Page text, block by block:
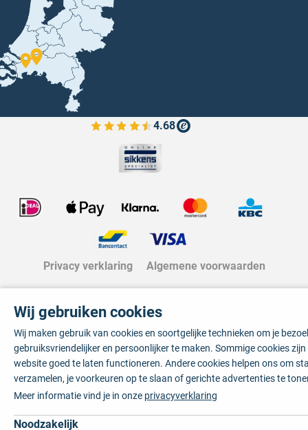
4.68
Bekijk de verfplaza beoordelingen
Privacy verklaring Algemene voorwaarden
Wij gebruiken cookies
Wij maken gebruik van cookies en soortgelijke technieken om je
gebruiksvriendelijker en persoonlijker te maken. Sommige cookies
website goed te laten functioneren. Andere cookies helpen ons om
verzamelen, je voorkeuren op te slaan of gerichte advertenties te
Meer informatie vind je in onze privacyverklaring
Noodzakelijk